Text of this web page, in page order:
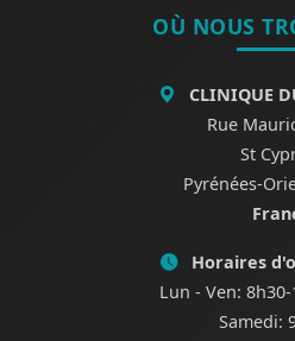
OÙ NOUS
CLINIQUE
Rue
St
Pyrénées-
Horaires
Lun - Ven:
Samedi: